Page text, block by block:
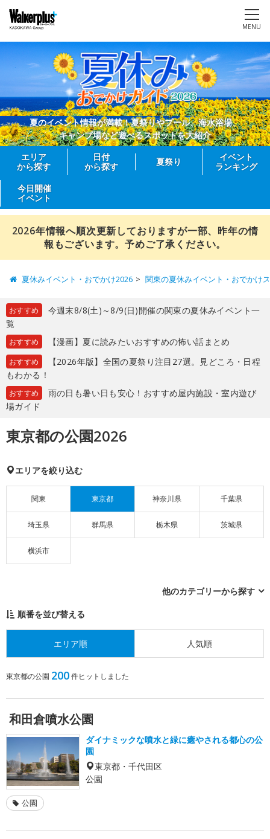
MENU
夏のイベント情報が満載！夏祭りやプール、海水浴場、
キャンプ場など遊べるスポットを大紹介
エリア
から探す
日付
から探す
夏祭り
イベント
ランキング
今日開催
イベント
2026年情報へ順次更新しておりますが一部、昨年の情
報もございます。予めご了承ください。
夏休みイベント・おでかけ2026 関東の夏休みイベント・おでかけ
おすすめ
今週末8/8(土)～8/9(日)開催の関東の夏休みイベント一
覧
おすすめ 【漫画】夏に読みたいおすすめの怖い話まとめ
おすすめ
【2026年版】全国の夏祭り注目27選。見どころ・日程
もわかる！
おすすめ
雨の日も暑い日も安心！おすすめ屋内施設・室内遊び
場ガイド
東京都の公園2026
エリアを絞り込む
関東 東京都 神奈川県 千葉県
埼玉県 群馬県 栃木県 茨城県
横浜市
他のカテゴリーから探す
順番を並び替える
エリア順 人気順
東京都の公園 200件ヒットしました
和田倉噴水公園
ダイナミックな噴水と緑に癒やされる都心の公
園
東京都・千代田区
公園
公園